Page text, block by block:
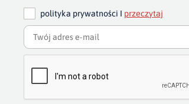
polityka prywatności I przeczytaj